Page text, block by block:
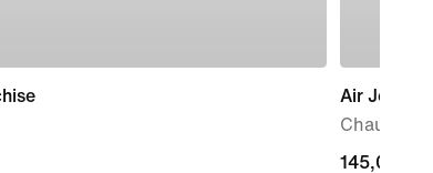
Air Jordan
145,00 $
145,00 $